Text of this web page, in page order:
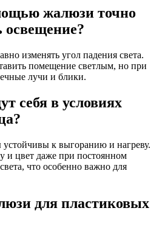
жалюзи точно
освещение?
изменять угол падения света.
помещение светлым, но при
лучи и блики.
себя в условиях
к выгоранию и нагреву.
и цвет даже при постоянном
что особенно важно для
для пластиковых